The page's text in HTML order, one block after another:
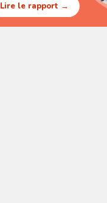
Lire le rapport →